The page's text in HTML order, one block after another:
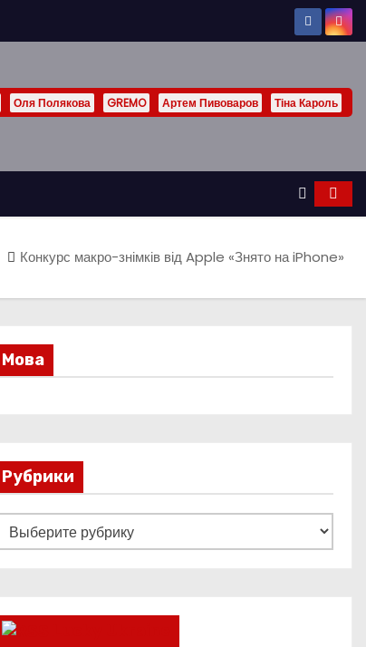
Оля Полякова GREMO Артем Пивоваров Тіна Кароль
Конкурс макро-знімків від Apple «Знято на iPhone»
Мова
Рубрики